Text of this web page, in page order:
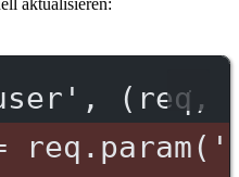
(req,